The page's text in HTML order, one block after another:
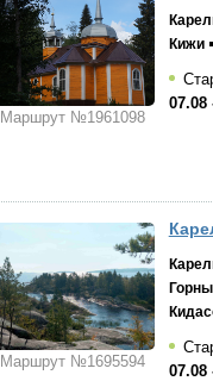
Маршрут №1961098
Кижи
07.08
Маршрут №1695594
07.08